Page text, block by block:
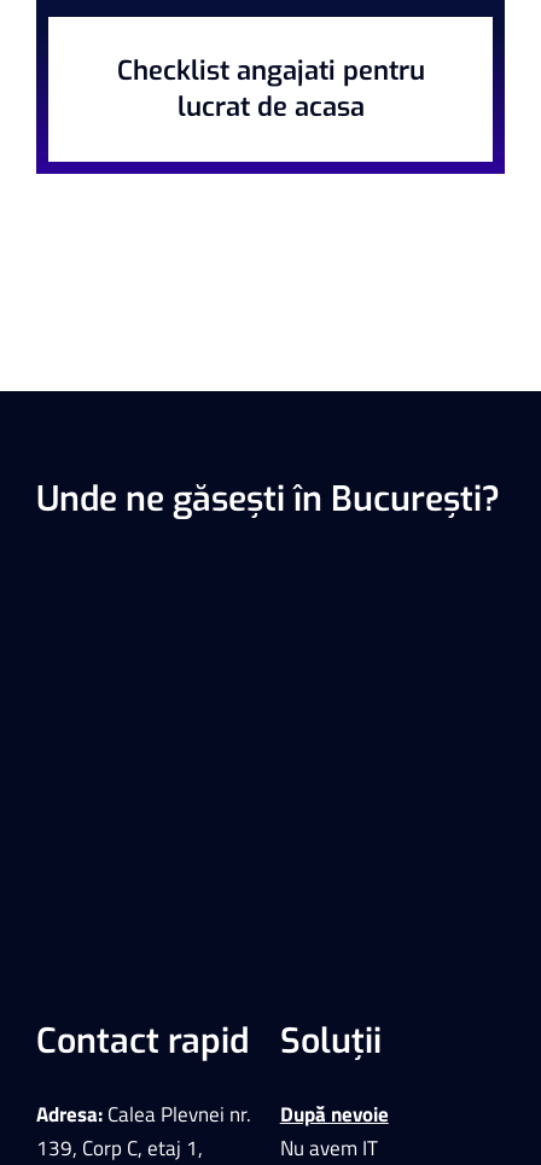
Checklist angajati pentru
lucrat de acasa
Unde ne găsești în București?
Contact rapid
Adresa:Calea Plevnei nr.
139, Corp C, etaj 1,
Soluții
După nevoie
Nu avem IT